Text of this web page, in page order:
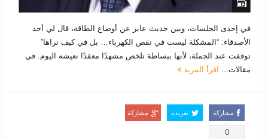
في إحدى الجلسات، وبين حديث عابر عن أوضاع الطاقة، قال لي أحد
الأصدقاء: “المشكلة ليست في نقص الكهرباء… بل في كيف نراها”
توقفت عند الجملة، لأنها ببساطة تلخص مشهدًا معقدًا نعيشه اليوم. في
مقالات... اقرأ المزيد
مشاركة
0
تغريدة مشاركة